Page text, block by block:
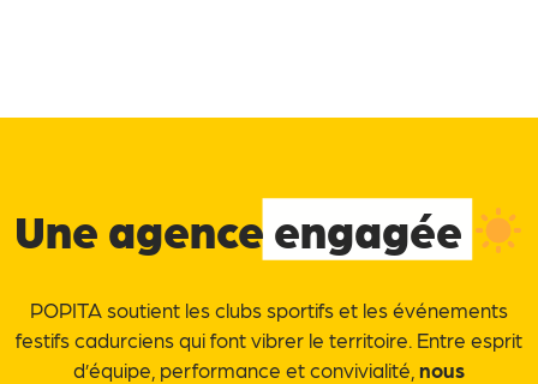
Une agence engagée
POPITA soutient les clubs sportifs et les événements
festifs cadurciens qui font vibrer le territoire. Entre esprit
d’équipe, performance et convivialité, nous